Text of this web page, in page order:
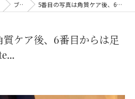
ブログ 5番目の写真は角質ケア後、6番目からは足つぼも受けたafte...
質ケア後、6番目からは足